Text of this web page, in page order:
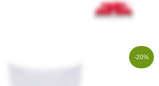
-20%